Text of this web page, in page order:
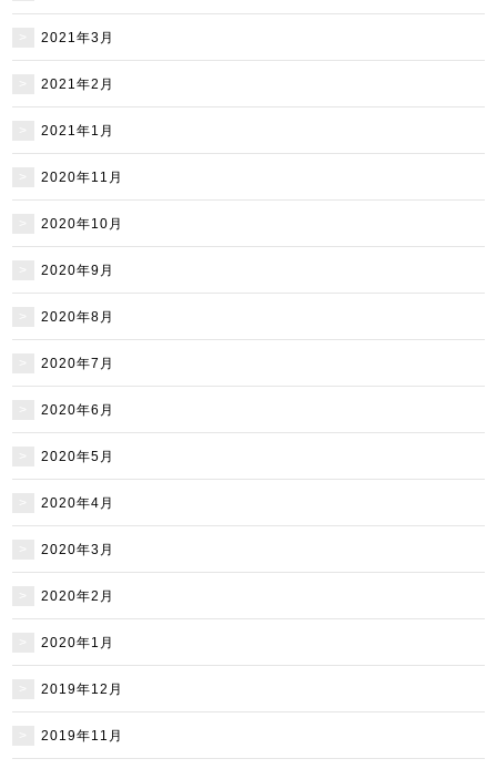
2021年3月
2021年2月
2021年1月
2020年11月
2020年10月
2020年9月
2020年8月
2020年7月
2020年6月
2020年5月
2020年4月
2020年3月
2020年2月
2020年1月
2019年12月
2019年11月